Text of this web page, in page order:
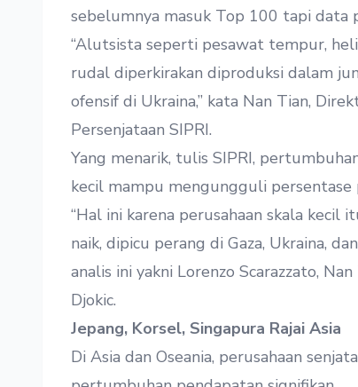
sebelumnya masuk Top 100 tapi data
“Alutsista seperti pesawat tempur,
rudal diperkirakan diproduksi dalam
ofensif di Ukraina,” kata Nan Tian,
Persenjataan SIPRI.
Yang menarik, tulis SIPRI,
kecil mampu mengungguli
“Hal ini karena perusahaan skala
naik, dipicu perang di Gaza, Ukraina,
analis ini yakni Lorenzo Scarazzato,
Djokic.
Jepang, Korsel, Singapura Rajai Asia
Di Asia dan Oseania, perusahaan